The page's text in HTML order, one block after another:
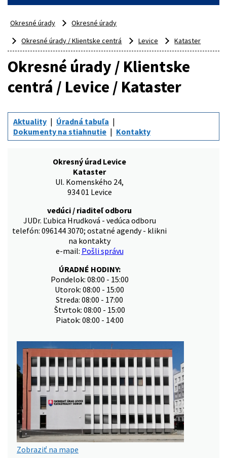
Okresné úrady
Okresné úrady
Okresné úrady / Klientske centrá
Levice Kataster
Okresné úrady / Klientske
centrá / Levice / Kataster
Aktuality
Úradná tabuľa
Dokumenty na stiahnutie
Kontakty
Okresný úrad Levice
Kataster
Ul. Komenského 24,
934 01 Levice
vedúci / riaditeľ odboru
JUDr. Ľubica Hrudková - vedúca odboru
telefón: 096144 3070; ostatné agendy - klikni
na kontakty
e-mail: Pošli správu
ÚRADNÉ HODINY:
Pondelok: 08:00 - 15:00
Utorok: 08:00 - 15:00
Streda: 08:00 - 17:00
Štvrtok: 08:00 - 15:00
Piatok: 08:00 - 14:00
Zobraziť na mape